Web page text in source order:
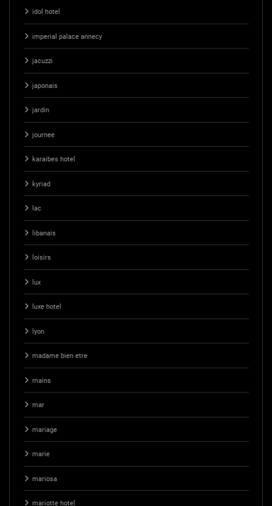
idol hotel
imperial palace annecy
jacuzzi
japonais
jardin
journee
karaibes hotel
kyriad
lac
libanais
loisirs
lux
luxe hotel
lyon
madame bien etre
mains
mar
mariage
marie
mariosa
mariotte hotel